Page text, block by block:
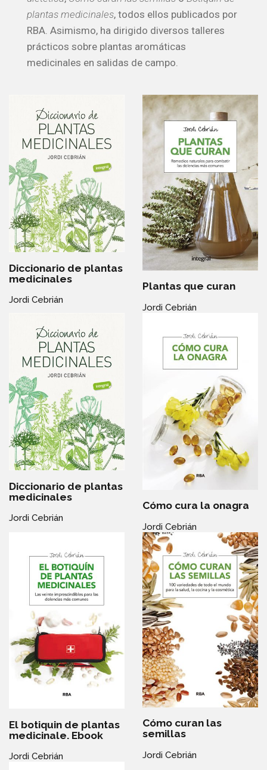
plantas medicinales, todos ellos publicados por
RBA. Asimismo, ha dirigido diversos talleres
prácticos sobre plantas aromáticas
medicinales en salidas de campo.
Diccionario de plantas
medicinales
Jordi Cebrián
Plantas que curan
Jordi Cebrián
Diccionario de plantas
medicinales
Jordi Cebrián
Cómo cura la onagra
Jordi Cebrián
El botiquin de plantas
medicinale. Ebook
Jordi Cebrián
Cómo curan las
semillas
Jordi Cebrián